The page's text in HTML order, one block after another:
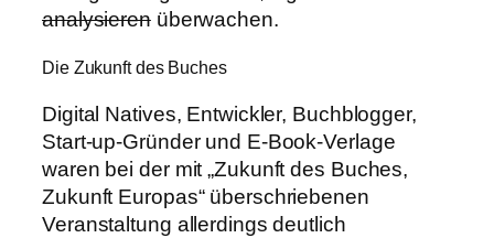
analysierenüberwachen.
Die Zukunft des Buches
Digital Natives, Entwickler, Buchblogger,
Start-up-Gründer und E-Book-Verlage
waren bei der mit „Zukunft des Buches,
Zukunft Europas“ überschriebenen
Veranstaltung allerdings deutlich